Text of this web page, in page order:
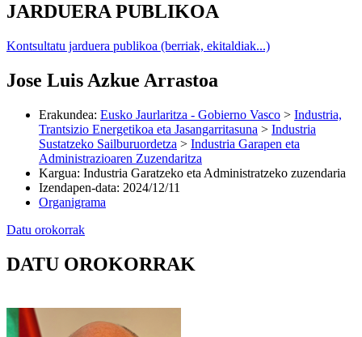
JARDUERA PUBLIKOA
Kontsultatu jarduera publikoa (berriak, ekitaldiak...)
Jose Luis Azkue Arrastoa
Erakundea: Eusko Jaurlaritza - Gobierno Vasco > Industria,
Trantsizio Energetikoa eta Jasangarritasuna > Industria
Sustatzeko Sailburuordetza > Industria Garapen eta
Administrazioaren Zuzendaritza
Kargua: Industria Garatzeko eta Administratzeko zuzendaria
Izendapen-data: 2024/12/11
Organigrama
Datu orokorrak
DATU OROKORRAK